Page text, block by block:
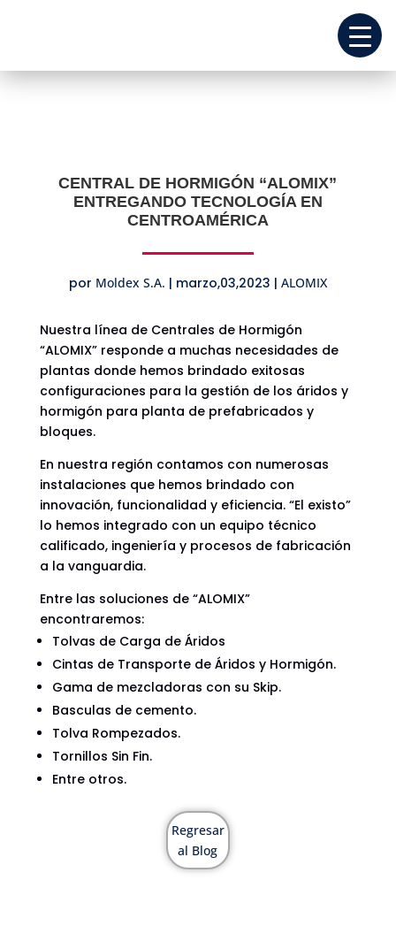
REPUESTOS
EQUIPOS
COTIZANDO
CENTRAL DE HORMIGÓN “ALOMIX”
ENTREGANDO TECNOLOGÍA EN
CENTROAMÉRICA
por Moldex S.A. | marzo,03,2023 | ALOMIX
Nuestra línea de Centrales de Hormigón
“ALOMIX” responde a muchas necesidades de
plantas donde hemos brindado exitosas
configuraciones para la gestión de los áridos y
hormigón para planta de prefabricados y
bloques.
En nuestra región contamos con numerosas
instalaciones que hemos brindado con
innovación, funcionalidad y eficiencia. “El existo”
lo hemos integrado con un equipo técnico
calificado, ingeniería y procesos de fabricación
a la vanguardia.
Entre las soluciones de “ALOMIX”
encontraremos:
Tolvas de Carga de Áridos
Cintas de Transporte de Áridos y Hormigón.
Gama de mezcladoras con su Skip.
Basculas de cemento.
Tolva Rompezados.
Tornillos Sin Fin.
Entre otros.
Regresar
al Blog